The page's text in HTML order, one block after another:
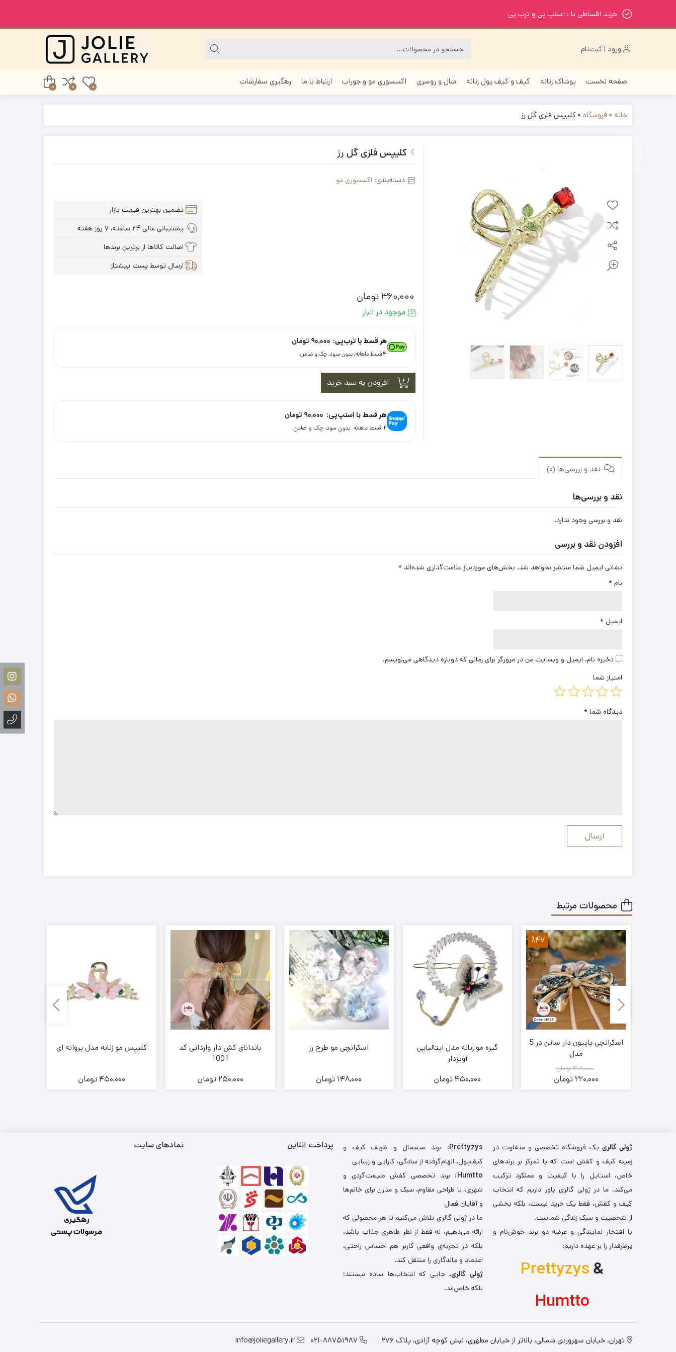
خرید اقساطی با : اسنپ پی و ترب پی
ورود | ثبت‌نام
صفحه نخست پوشاک زنانه کیف و کیف پول زنانه شال و روسری اکسسوری مو و جوراب ارتباط با ما رهگیری سفارشات
0
0
0
خانه »فروشگاه »کلیپس فلزی گل رز
کلیپس فلزی گل رز
دسته‌بندی: اکسسوری مو
تضمین بهترین قیمت بازار
پشتیبانی عالی ۲۴ ساعته، ۷ روز هفته
اصالت کالاها از برترین برندها
ارسال توسط پست پیشتاز
360,000 تومان
موجود در انبار
هر قسط با ترب‌پی: 90,000 تومان
۴ قسط ماهانه. بدون سود، چک و ضامن.
افزودن به سبد خرید
هر قسط با اسنپ‌پی: 90,000 تومان
۴ قسط ماهانه. بدون سود، چک و ضامن.
نقد و بررسی‌ها (0)
نقد و بررسی‌ها
نقد و بررسی وجود ندارد.
افزودن نقد و بررسی
نشانی ایمیل شما منتشر نخواهد شد. بخش‌های موردنیاز علامت‌گذاری شده‌اند *
نام *
ایمیل *
ذخیره نام، ایمیل و وبسایت من در مرورگر برای زمانی که دوباره دیدگاهی می‌نویسم.
امتیاز شما
دیدگاه شما *
محصولات مرتبط
٪47
اسکرانچی پاپیون دار ساتن در 5
مدل
418,000تومان
220,000 تومان
گیره مو زنانه مدل ایتالیایی
آویزدار
450,000 تومان
اسکرانچی مو طرح رز
148,000 تومان
باندانای کش دار وارداتی کد
1001
250,000 تومان
کلیپس مو زنانه مدل پروانه ای
450,000 تومان
ژولی گالری یک فروشگاه تخصصی و متفاوت در
زمینه کیف و کفش است که با تمرکز بر برندهای
خاص، استایل را با کیفیت و عملکرد ترکیب
می‌کند. ما در ژولی گالری باور داریم که انتخاب
کیف و کفش، فقط یک خرید نیست، بلکه بخشی
از شخصیت و سبک زندگی شماست.
با افتخار نمایندگی و عرضه دو برند خوش‌نام و
پرطرفدار را بر عهده داریم:
Prettyzys&
Humtto
Prettyzys: برند مینیمال و ظریف کیف و
کیف‌پول، الهام‌گرفته از سادگی، کارایی و زیبایی
Humtto: برند تخصصی کفش طبیعت‌گردی و
شهری، با طراحی مقاوم، سبک و مدرن برای خانم‌ها
و آقایان فعال
ما در ژولی گالری تلاش می‌کنیم تا هر محصولی که
ارائه می‌دهیم، نه فقط از نظر ظاهری جذاب باشد،
بلکه در تجربه‌ی واقعی کاربر هم احساس راحتی،
اعتماد و ماندگاری را منتقل کند.
ژولی گالری، جایی که انتخاب‌ها ساده نیستند؛
بلکه خاص‌اند.
پرداخت آنلاین نمادهای سایت
تهران، خیابان سهروردی شمالی، بالاتر از خیابان مطهری، نبش کوچه آزادی، پلاک 276 021-88751987
info@joliegallery.ir